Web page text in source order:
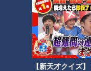
【新天才クイズ
【3男4女の大家族】 人
食べ放題で食べまくる⁉
べ放題祭り！